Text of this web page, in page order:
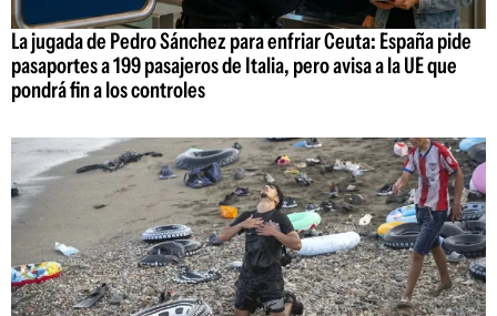
La jugada de Pedro Sánchez para enfriar Ceuta: España pide
pasaportes a 199 pasajeros de Italia, pero avisa a la UE que
pondrá fin a los controles